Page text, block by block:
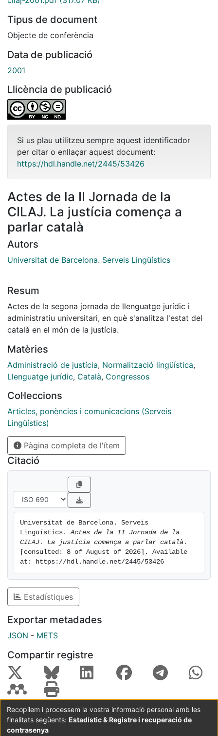
Tipus de document
Objecte de conferència
Data de publicació
2001
Llicència de publicació
Si us plau utilitzeu sempre aquest identificador
per citar o enllaçar aquest document:
https://hdl.handle.net/2445/53426
Actes de la II Jornada de la
CILAJ. La justícia comença a
parlar català
Autors
Universitat de Barcelona. Serveis Lingüístics
Resum
Actes de la segona jornada de llenguatge jurídic i
administratiu universitari, en què s'analitza l'estat del
català en el món de la justícia.
Matèries
Administració de justícia, Normalització lingüística,
Llenguatge jurídic, Català, Congressos
Col·leccions
Articles, ponències i comunicacions (Serveis
Lingüístics)
Pàgina completa de l'ítem
Citació
Universitat de Barcelona. Serveis
Lingüístics. Actes de la II Jornada de la
CILAJ. La justícia comença a parlar català.
[consulted: 8 of August of 2026]. Available
at: https://hdl.handle.net/2445/53426
Estadístiques
Exportar metadades
JSON - METS
Compartir registre
Coordinació:CRAI UB Avís legal
Metadades
subjectes a:
Recopilem i processem la vostra informació personal amb les
finalitats següents: Estadístic & Registre i recuperació de
contrasenya